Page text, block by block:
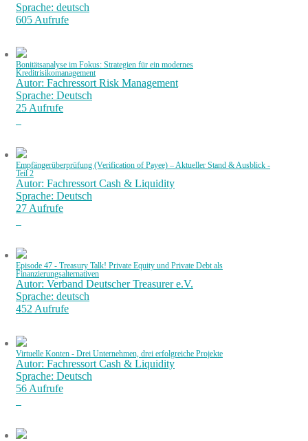
Sprache: deutsch
605 Aufrufe
Bonitätsanalyse im Fokus: Strategien für ein modernes
Kreditrisikomanagement
Autor: Fachressort Risk Management
Sprache: Deutsch
25 Aufrufe
Empfängerüberprüfung (Verification of Payee) – Aktueller Stand & Ausblick -
Teil 2
Autor: Fachressort Cash & Liquidity
Sprache: Deutsch
27 Aufrufe
Episode 47 - Treasury Talk! Private Equity und Private Debt als
Finanzierungsalternativen
Autor: Verband Deutscher Treasurer e.V.
Sprache: deutsch
452 Aufrufe
Virtuelle Konten - Drei Unternehmen, drei erfolgreiche Projekte
Autor: Fachressort Cash & Liquidity
Sprache: Deutsch
56 Aufrufe